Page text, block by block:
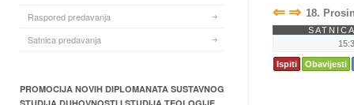
⇐ ⇒ 18.
Ispiti Obavijesti
Raspored predavanja
Satnica predavanja
PROMOCIJA NOVIH DIPLOMANATA SUSTAVNOG